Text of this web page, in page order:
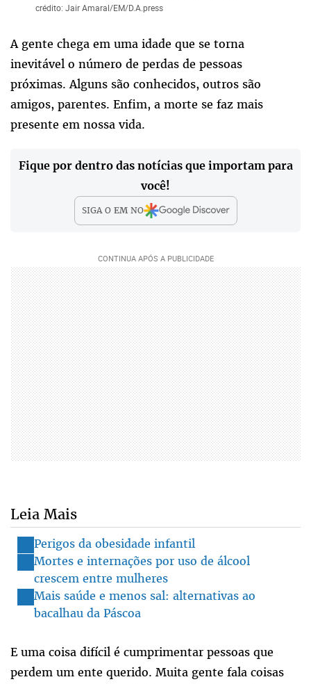
crédito: Jair Amaral/EM/D.A.press
A gente chega em uma idade que se torna
inevitável o número de perdas de pessoas
próximas. Alguns são conhecidos, outros são
amigos, parentes. Enfim, a morte se faz mais
presente em nossa vida.
Fique por dentro das notícias que importam para
você!
SIGA O EMNO
Leia Mais
Perigos da obesidade infantil
Mortes e internações por uso de álcool
crescem entre mulheres
Mais saúde e menos sal: alternativas ao
bacalhau da Páscoa
E uma coisa difícil é cumprimentar pessoas que
perdem um ente querido. Muita gente fala coisas